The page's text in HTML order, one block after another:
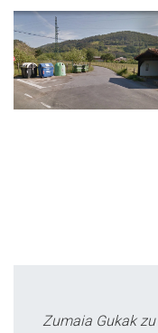
Zumaia Gukak